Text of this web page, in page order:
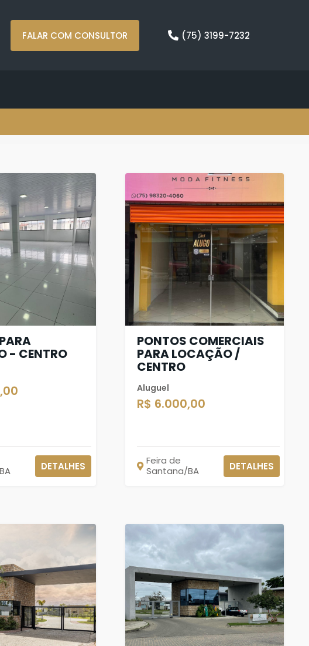
FALAR COM CONSULTOR (75) 3199-7232
- CENTRO
DETALHES
PONTOS COMERCIAIS
PARA LOCAÇÃO /
CENTRO
Aluguel
R$ 6.000,00
Feira de
Santana/BA
DETALHES